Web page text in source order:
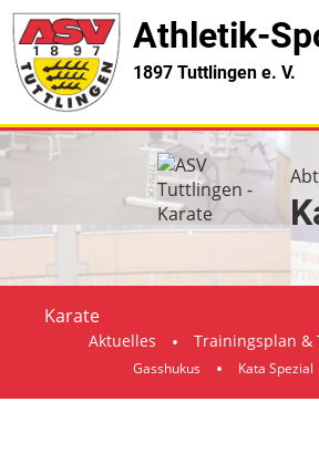
Athletik-
1897 Tuttlingen e. V.
Karate
Aktuelles Trainingsplan &
Gasshukus Kata Spezial